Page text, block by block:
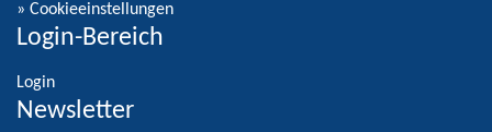
» Cookieeinstellungen
Login-Bereich
Login
Newsletter